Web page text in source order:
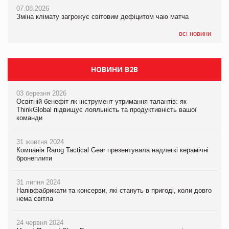
07.08.2026
Зміна клімату загрожує світовим дефіцитом чаю матча
всі новини
EVA.UA запустила кампанію «Хто б знав» про асортимент,
Kraft Heinz скоротила збиток у першому півріччі
НОВИНИ B2B
03 березня 2026
Освітній бенефіт як інструмент утримання талантів: як
ThinkGlobal підвищує лояльність та продуктивність вашої
команди
31 жовтня 2024
Компанія Rarog Tactical Gear презентувала надлегкі керамічні
бронеплити
31 липня 2024
Напівфабрикати та консерви, які стануть в пригоді, коли довго
нема світла
24 червня 2024